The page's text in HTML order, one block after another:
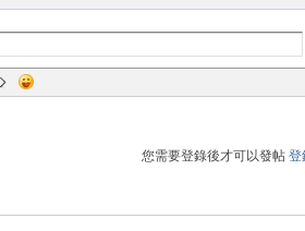
您需要登錄後才可以發帖 登